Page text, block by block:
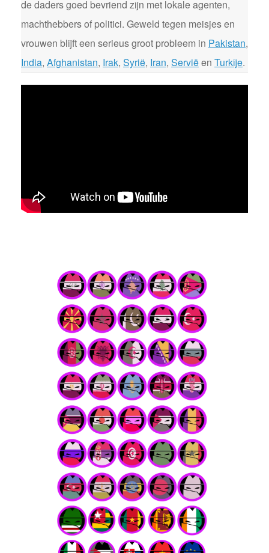
de daders goed bevriend zijn met lokale agenten,
machthebbers of politici. Geweld tegen meisjes en
vrouwen blijft een serieus groot probleem in Pakistan,
India, Afghanistan, Irak, Syrië, Iran, Serviëen Turkije.